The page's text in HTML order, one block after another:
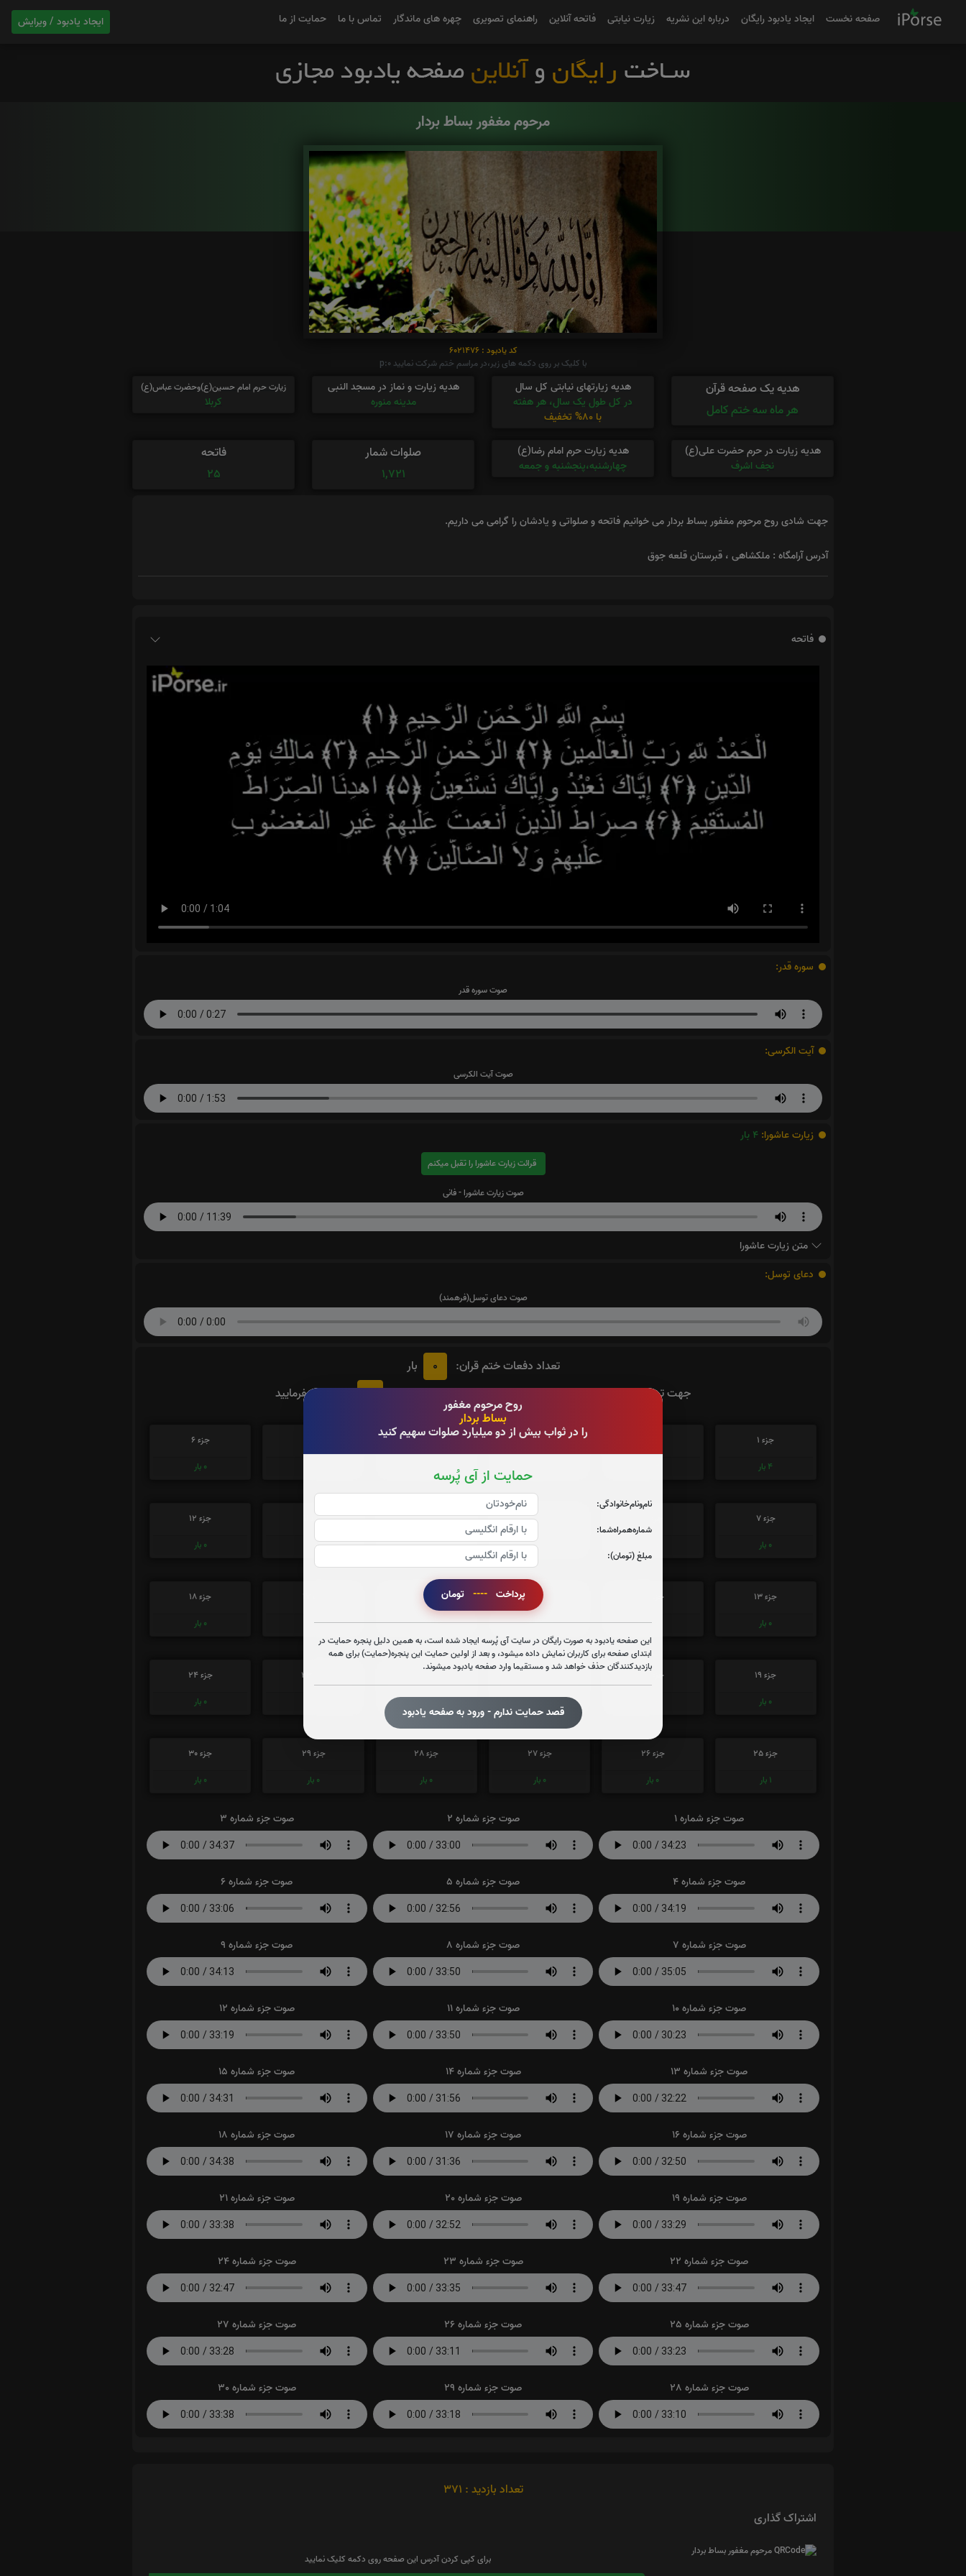
ایجاد یادبود / ویرایش صفحه نخست ایجاد یادبود رایگان درباره این نشریه زیارت نیابتی فاتحه آنلاین راهنمای تصویری چهره های ماندگار تماس با ما حمایت از ما
روح مرحوم مغفور
بساط بردار
را در ثواب بیش از دو میلیارد صلوات سهیم کنید
حمایت از آی پُرسه
نام‌و‌نام‌خانوادگی:
شماره‌همراه‌شما:
مبلغ (تومان):
پرداخت ---- تومان
این صفحه یادبود به صورت رایگان در سایت آی پُرسه ایجاد شده است، به همین دلیل پنجره حمایت در
ابتدای صفحه برای کاربران نمایش داده میشود، و بعد از اولین حمایت این پنجره(حمایت) برای همه
بازدیدکنندگان حذف خواهد شد و مستقیما وارد صفحه یادبود میشوند.
قصد حمایت ندارم - ورود به صفحه یادبود
مرحوم مغفور بساط بردار
کد یادبود : 6021476
با کلیک بر روی دکمه های زیر،در مراسم ختم شرکت نمایید p:0
هدیه یک صفحه قرآن
هر ماه سه ختم کامل
هدیه زیارتهای نیابتی کل سال
در کل طول یک سال، هر هفته
با 80% تخفیف
هدیه زیارت و نماز در مسجد النبی
مدینه منوره
زیارت حرم امام حسین(ع)وحضرت عباس(ع)
کربلا
هدیه زیارت در حرم حضرت علی(ع)
نجف اشرف
هدیه زیارت حرم امام رضا(ع)
چهارشنبه،پنجشنبه و جمعه
صلوات شمار
1,721
فاتحه
25
جهت شادی روح مرحوم مغفور بساط بردار می خوانیم فاتحه و صلواتی و یادشان را گرامی می داریم.
آدرس آرامگاه : ملکشاهی ، قبرستان قلعه جوق
فاتحه
سوره قدر:
صوت سوره قدر
آیت الکرسی:
صوت آیت الکرسی
زیارت عاشورا: 4 بار
قرائت زیارت عاشورا را تقبل میکنم
صوت زیارت عاشورا - فانی
متن زیارت عاشورا
دعای توسل:
صوت دعای توسل(فرهمند)
تعداد دفعات ختم قران: 0
بار
جهت تسریع در ختم قرآن کریم پیشنهاد میشود حضرتعالی جزء شماره
5 را قرائت بفرمایید
جزء 1
4 بار
جزء 3
جزء 6
0 بار
جزء 7
0 بار
جزء 9
بار
جزء 10
0بار
جزء 11
0
جزء 12
0 بار
جزء 13
0 بار
جزء 14
بار
جزء 15
0بار
جزء 16
2بار
0بار
جزء 18
0 بار
جزء 19
0 بار
جزء 20
جزء 21
جزء 22
جزء 24
0 بار
جزء 25
1 بار
جزء 26
0 بار
جزء 27
0 بار
جزء 28
0 بار
جزء 29
0 بار
جزء 30
0 بار
صوت جزء شماره 1 صوت جزء شماره 2 صوت جزء شماره 3
صوت جزء شماره 4 صوت جزء شماره 5 صوت جزء شماره 6
صوت جزء شماره 7 صوت جزء شماره 8 صوت جزء شماره 9
صوت جزء شماره 10 صوت جزء شماره 11 صوت جزء شماره 12
صوت جزء شماره 13 صوت جزء شماره 14 صوت جزء شماره 15
صوت جزء شماره 16 صوت جزء شماره 17 صوت جزء شماره 18
صوت جزء شماره 19 صوت جزء شماره 20 صوت جزء شماره 21
صوت جزء شماره 22 صوت جزء شماره 23 صوت جزء شماره 24
صوت جزء شماره 25 صوت جزء شماره 26 صوت جزء شماره 27
صوت جزء شماره 28 صوت جزء شماره 29 صوت جزء شماره 30
تعداد بازدید : 371
اشتراک گذاری
برای کپی کردن آدرس این صفحه روی دکمه کلیک نمایید